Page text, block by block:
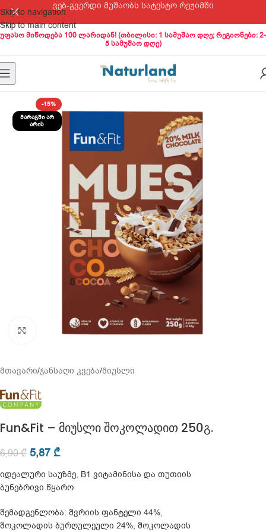
Skip to navigation
Skip to main content
ვებ-გვერდი მუშაობს სატესტო რეჟიმში
უფასო მიწოდება 100 ლარიდან! (თბილისი: 1 სამუშაო დღე; რეგიონები: 2-
5 სამუშაო დღე)
-15%
ᲛᲐᲠᲐᲒᲨᲘ ᲐᲠ
ᲐᲠᲘᲡ
გადიდება
მთავარი/ჯანსაღი კვება/მიუსლი
Fun&Fit – მიუსლი შოკოლადით 250გ.
6,90₾ 5,87 ₾
იდეალური საუზმე, B1 ვიტამინისა და თუთიის
ბუნებრივი წყარო
შემადგენლობა: შვრიის ფანტელი 44%,
შოკოლადის ბურღულეული 24%, შოკოლადის